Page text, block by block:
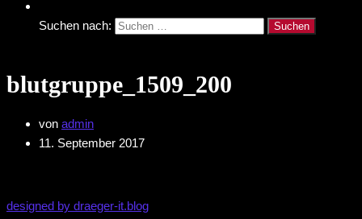
Suchen nach:
blutgruppe_1509_200
von admin
11. September 2017
designed by draeger-it.blog